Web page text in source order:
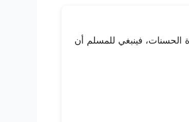
الحسنات، فينبغي للمسلم أن